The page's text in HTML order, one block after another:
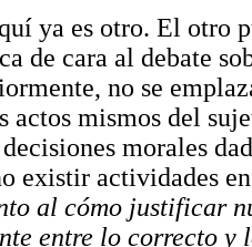
ya es otro. El otro
de cara al debate
no se
actos mismos del
decisiones morales
existir actividades
al cómo justificar
entre lo correcto